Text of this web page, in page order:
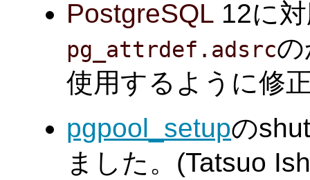
PostgreSQL 12に
pg_attrdef.adsrc
使用するように修
pgpool_setupの
ました。(Tatsuo